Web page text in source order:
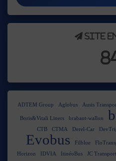
Site
ADTEM Group Aglobus Ausis
Boris&Vitali Liners brabant-wallon
CTB
CTMA Derel-Car
Evobus Filblue
Horizon
IDVIA ItinéoBus JC Transport